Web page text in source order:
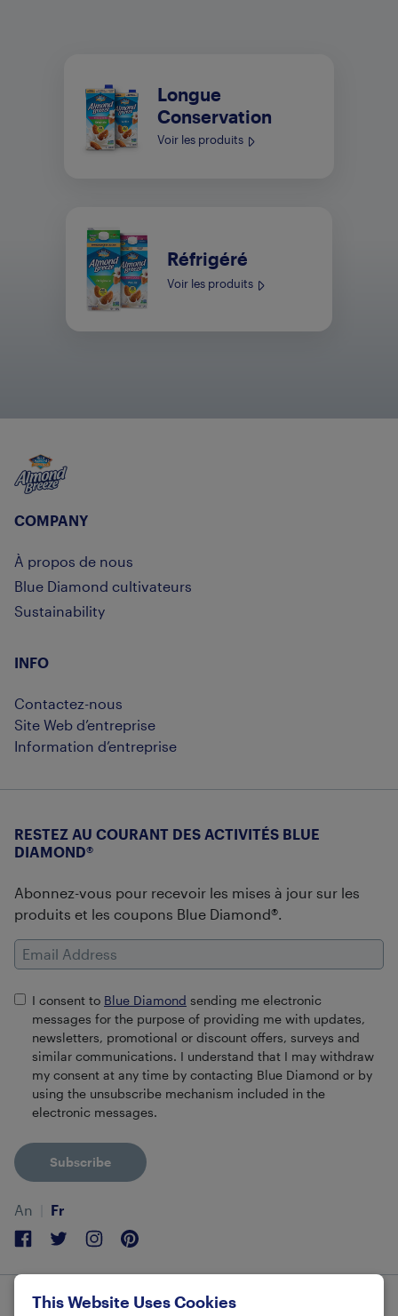
This Website Uses Cookies
Longue
Conservation
Voir les produits
Réfrigéré
Voir les produits
Almond Breeze
COMPANY
À propos de nous
Blue Diamond cultivateurs
Sustainability
INFO
Contactez-nous
Site Web d’entreprise
Information d’entreprise
RESTEZ AU COURANT DES ACTIVITÉS BLUE
DIAMOND®
Abonnez-vous pour recevoir les mises à jour sur les
produits et les coupons Blue Diamond®.
Email Address
I consent to Blue Diamond sending me electronic
messages for the purpose of providing me with updates,
newsletters, promotional or discount offers, surveys and
similar communications. I understand that I may withdraw
my consent at any time by contacting Blue Diamond or by
using the unsubscribe mechanism included in the
electronic messages.
Subscribe
An
Fr
FacebookTwitterInstagramPinterest
© 2026 Blue Diamond Growers.